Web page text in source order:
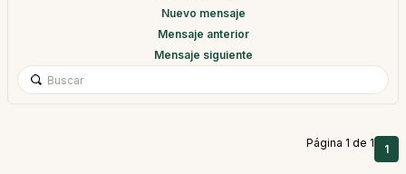
Nuevo mensaje
Mensaje anterior
Mensaje siguiente
Página 1 de 1 1